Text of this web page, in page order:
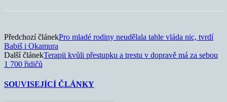
Předchozí článekPro mladé rodiny neudělala tahle vláda nic, tvrdí
Babiš i Okamura
Další článekTerapii kvůli přestupku a trestu v dopravě má za sebou
1 700 řidičů
SOUVISEJÍCÍ ČLÁNKY